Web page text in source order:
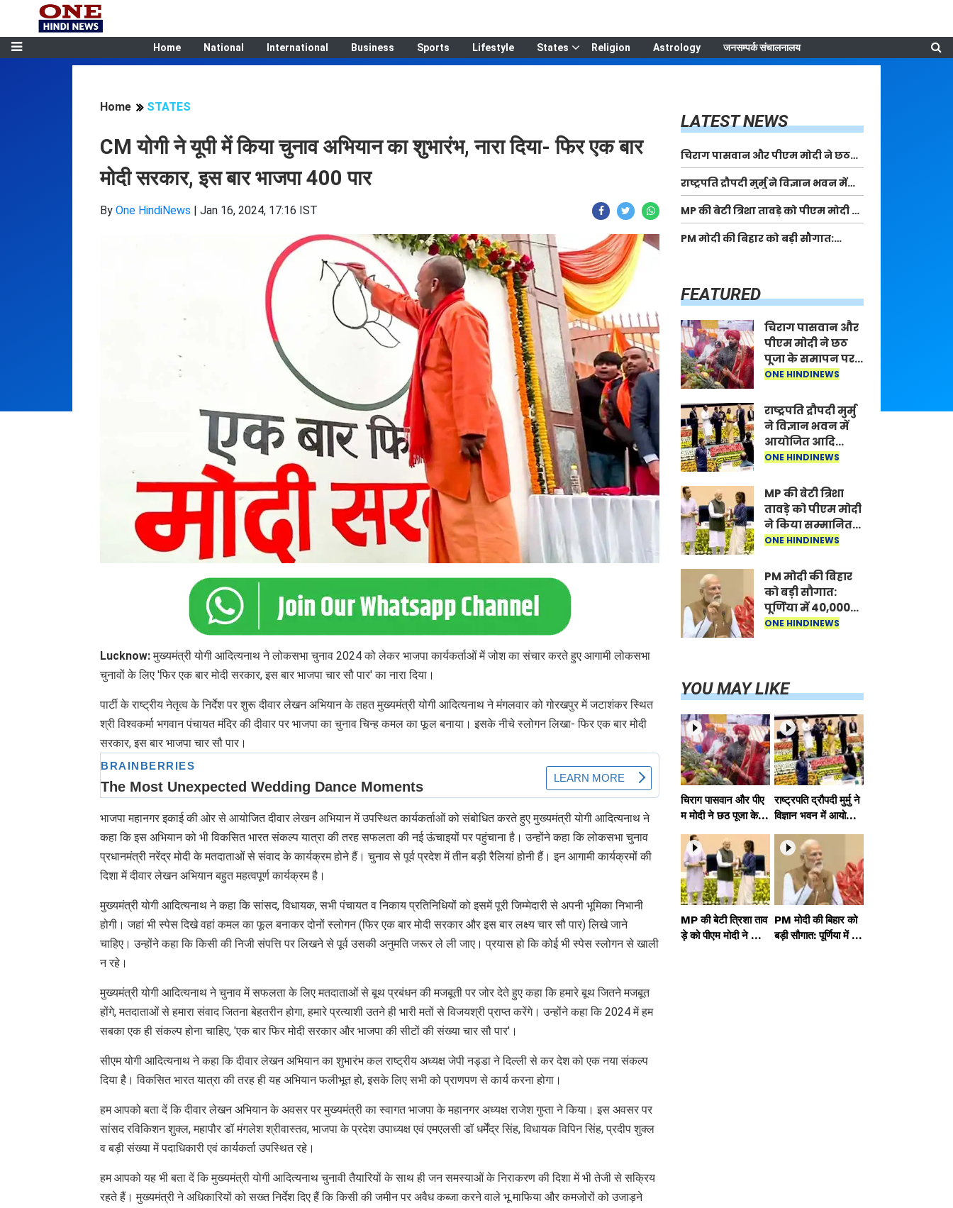
Home National International Business Sports Lifestyle States Religion Astrology जनसम्पर्क संचालनालय
Home STATES
CM योगी ने यूपी में किया चुनाव अभियान का शुभारंभ, नारा दिया- फिर एक बार
मोदी सरकार, इस बार भाजपा 400 पार
By One HindiNews | Jan 16, 2024, 17:16 IST
Lucknow:मुख्यमंत्री योगी आदित्यनाथ ने लोकसभा चुनाव 2024 को लेकर भाजपा कार्यकर्ताओं में जोश का संचार करते हुए आगामी लोकसभा
चुनावों के लिए 'फिर एक बार मोदी सरकार, इस बार भाजपा चार सौ पार' का नारा दिया।
पार्टी के राष्ट्रीय नेतृत्व के निर्देश पर शुरू दीवार लेखन अभियान के तहत मुख्यमंत्री योगी आदित्यनाथ ने मंगलवार को गोरखपुर में जटाशंकर स्थित
श्री विश्वकर्मा भगवान पंचायत मंदिर की दीवार पर भाजपा का चुनाव चिन्ह कमल का फूल बनाया। इसके नीचे स्लोगन लिखा- फिर एक बार मोदी
सरकार, इस बार भाजपा चार सौ पार।
भाजपा महानगर इकाई की ओर से आयोजित दीवार लेखन अभियान में उपस्थित कार्यकर्ताओं को संबोधित करते हुए मुख्यमंत्री योगी आदित्यनाथ ने
कहा कि इस अभियान को भी विकसित भारत संकल्प यात्रा की तरह सफलता की नई ऊंचाइयों पर पहुंचाना है। उन्होंने कहा कि लोकसभा चुनाव
प्रधानमंत्री नरेंद्र मोदी के मतदाताओं से संवाद के कार्यक्रम होने हैं। चुनाव से पूर्व प्रदेश में तीन बड़ी रैलियां होनी हैं। इन आगामी कार्यक्रमों की
दिशा में दीवार लेखन अभियान बहुत महत्वपूर्ण कार्यक्रम है।
मुख्यमंत्री योगी आदित्यनाथ ने कहा कि सांसद, विधायक, सभी पंचायत व निकाय प्रतिनिधियों को इसमें पूरी जिम्मेदारी से अपनी भूमिका निभानी
होगी। जहां भी स्पेस दिखे वहां कमल का फूल बनाकर दोनों स्लोगन (फिर एक बार मोदी सरकार और इस बार लक्ष्य चार सौ पार) लिखे जाने
चाहिए। उन्होंने कहा कि किसी की निजी संपत्ति पर लिखने से पूर्व उसकी अनुमति जरूर ले ली जाए। प्रयास हो कि कोई भी स्पेस स्लोगन से खाली
न रहे।
मुख्यमंत्री योगी आदित्यनाथ ने चुनाव में सफलता के लिए मतदाताओं से बूथ प्रबंधन की मजबूती पर जोर देते हुए कहा कि हमारे बूथ जितने मजबूत
होंगे, मतदाताओं से हमारा संवाद जितना बेहतरीन होगा, हमारे प्रत्याशी उतने ही भारी मतों से विजयश्री प्राप्त करेंगे। उन्होंने कहा कि 2024 में हम
सबका एक ही संकल्प होना चाहिए, 'एक बार फिर मोदी सरकार और भाजपा की सीटों की संख्या चार सौ पार'।
सीएम योगी आदित्यनाथ ने कहा कि दीवार लेखन अभियान का शुभारंभ कल राष्ट्रीय अध्यक्ष जेपी नड्डा ने दिल्ली से कर देश को एक नया संकल्प
दिया है। विकसित भारत यात्रा की तरह ही यह अभियान फलीभूत हो, इसके लिए सभी को प्राणपण से कार्य करना होगा।
हम आपको बता दें कि दीवार लेखन अभियान के अवसर पर मुख्यमंत्री का स्वागत भाजपा के महानगर अध्यक्ष राजेश गुप्ता ने किया। इस अवसर पर
सांसद रविकिशन शुक्ल, महापौर डॉ मंगलेश श्रीवास्तव, भाजपा के प्रदेश उपाध्यक्ष एवं एमएलसी डॉ धर्मेंद्र सिंह, विधायक विपिन सिंह, प्रदीप शुक्ल
व बड़ी संख्या में पदाधिकारी एवं कार्यकर्ता उपस्थित रहे।
हम आपको यह भी बता दें कि मुख्यमंत्री योगी आदित्यनाथ चुनावी तैयारियों के साथ ही जन समस्याओं के निराकरण की दिशा में भी तेजी से सक्रिय
रहते हैं। मुख्यमंत्री ने अधिकारियों को सख्त निर्देश दिए हैं कि किसी की जमीन पर अवैध कब्जा करने वाले भू माफिया और कमजोरों को उजाड़ने
LATEST NEWS
चिराग पासवान और पीएम मोदी ने छठ
पूजा के समापन पर देशवासियों को दी
शुभकामनाएं, छठी मैया से देश की समृद्धि
की कामना की
राष्ट्रपति द्रौपदी मुर्मु ने विज्ञान भवन में
आयोजित आदि कर्मयोगी अभियान पर
राष्ट्रीय कॉन्क्लेव में मध्यप्रदेश को
सम्मानित किया
MP की बेटी त्रिशा तावड़े को पीएम मोदी ने
किया सम्मानित, राष्ट्रीय स्तर पर लहराया
कौशल विकास का परचम
PM मोदी की बिहार को बड़ी सौगात:
FEATURED
चिराग पासवान और
पीएम मोदी ने छठ
पूजा के समापन पर
देशवासियों को दी
मैया से देश की
समृद्धि की
कामना की
ONE HINDINEWS
राष्ट्रपति द्रौपदी मुर्मु
ने विज्ञान भवन में
आयोजित आदि
कर्मयोगी अभियान
में मध्यप्रदेश को
सम्मानित किया
ONE HINDINEWS
MP की बेटी त्रिशा
तावड़े को पीएम मोदी
ने किया सम्मानित,
राष्ट्रीय स्तर पर
विकास का परचम
ONE HINDINEWS
PM मोदी की बिहार
को बड़ी सौगात:
पूर्णिया में 40,000
करोड़ की विकास
का नया युग शुरू
ONE HINDINEWS
YOU MAY LIKE
चिराग पासवान और पीए
म मोदी ने छठ पूजा के स
मापन पर देशवासियों को
दी शुभकामनाएं, छठी
मैया से देश की समृद्धि की
कामना की
राष्ट्रपति द्रौपदी मुर्मु ने
विज्ञान भवन में आयोजित
आदि कर्मयोगी अभियान
पर राष्ट्रीय कॉन्क्लेव में
मध्यप्रदेश को सम्मानित
किया
MP की बेटी त्रिशा ताव
ड़े को पीएम मोदी ने किया
PM मोदी की बिहार को
बड़ी सौगात: पूर्णिया में 4